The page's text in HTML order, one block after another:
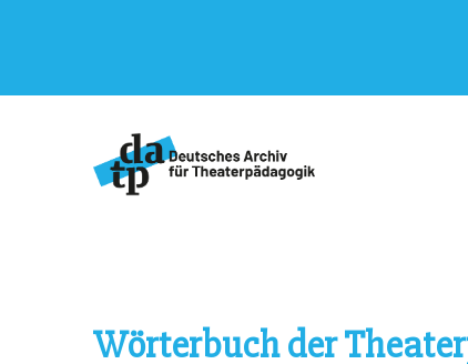
Wörterbuch der